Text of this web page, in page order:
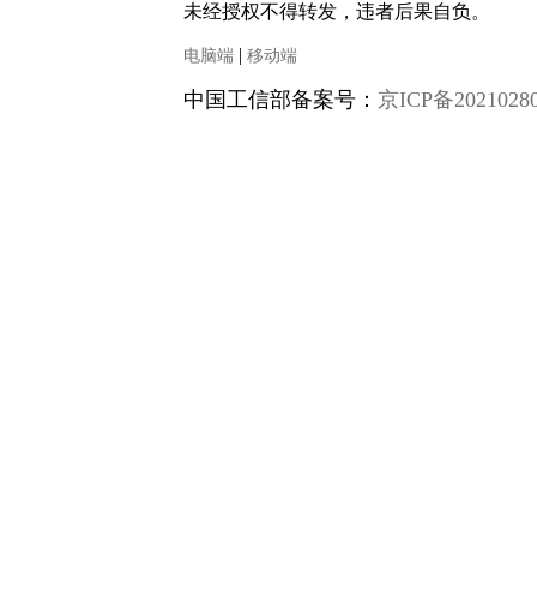
未经授权不得转发，违者后果自负。
电脑端| 移动端
中国工信部备案号： 京ICP备